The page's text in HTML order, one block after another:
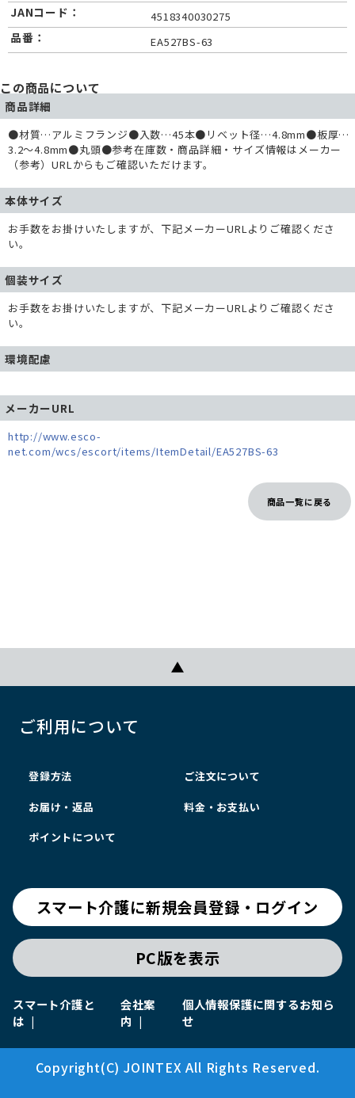
JANコード： 4518340030275
品番： EA527BS-63
この商品について
商品詳細
●材質…アルミフランジ●入数…45本●リベット径…4.8mm●板厚…
3.2～4.8mm●丸頭●参考在庫数・商品詳細・サイズ情報はメーカー
（参考）URLからもご確認いただけます。
本体サイズ
お手数をお掛けいたしますが、下記メーカーURLよりご確認くださ
い。
個装サイズ
お手数をお掛けいたしますが、下記メーカーURLよりご確認くださ
い。
環境配慮
メーカーURL
http://www.esco-
net.com/wcs/escort/items/ItemDetail/EA527BS-63
商品一覧に戻る
ご利用について
登録方法 ご注文について
お届け・返品 料金・お支払い
ポイントについて
スマート介護に新規会員登録・ログイン
PC版を表示
スマート介護と
は
会社案
内
個人情報保護に関するお知ら
せ
Copyright(C) JOINTEX All Rights Reserved.